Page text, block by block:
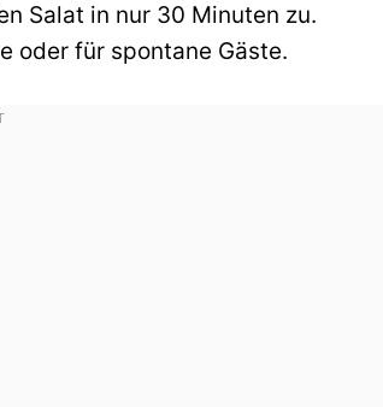
Salat in nur 30 Minuten zu.
oder für spontane Gäste.